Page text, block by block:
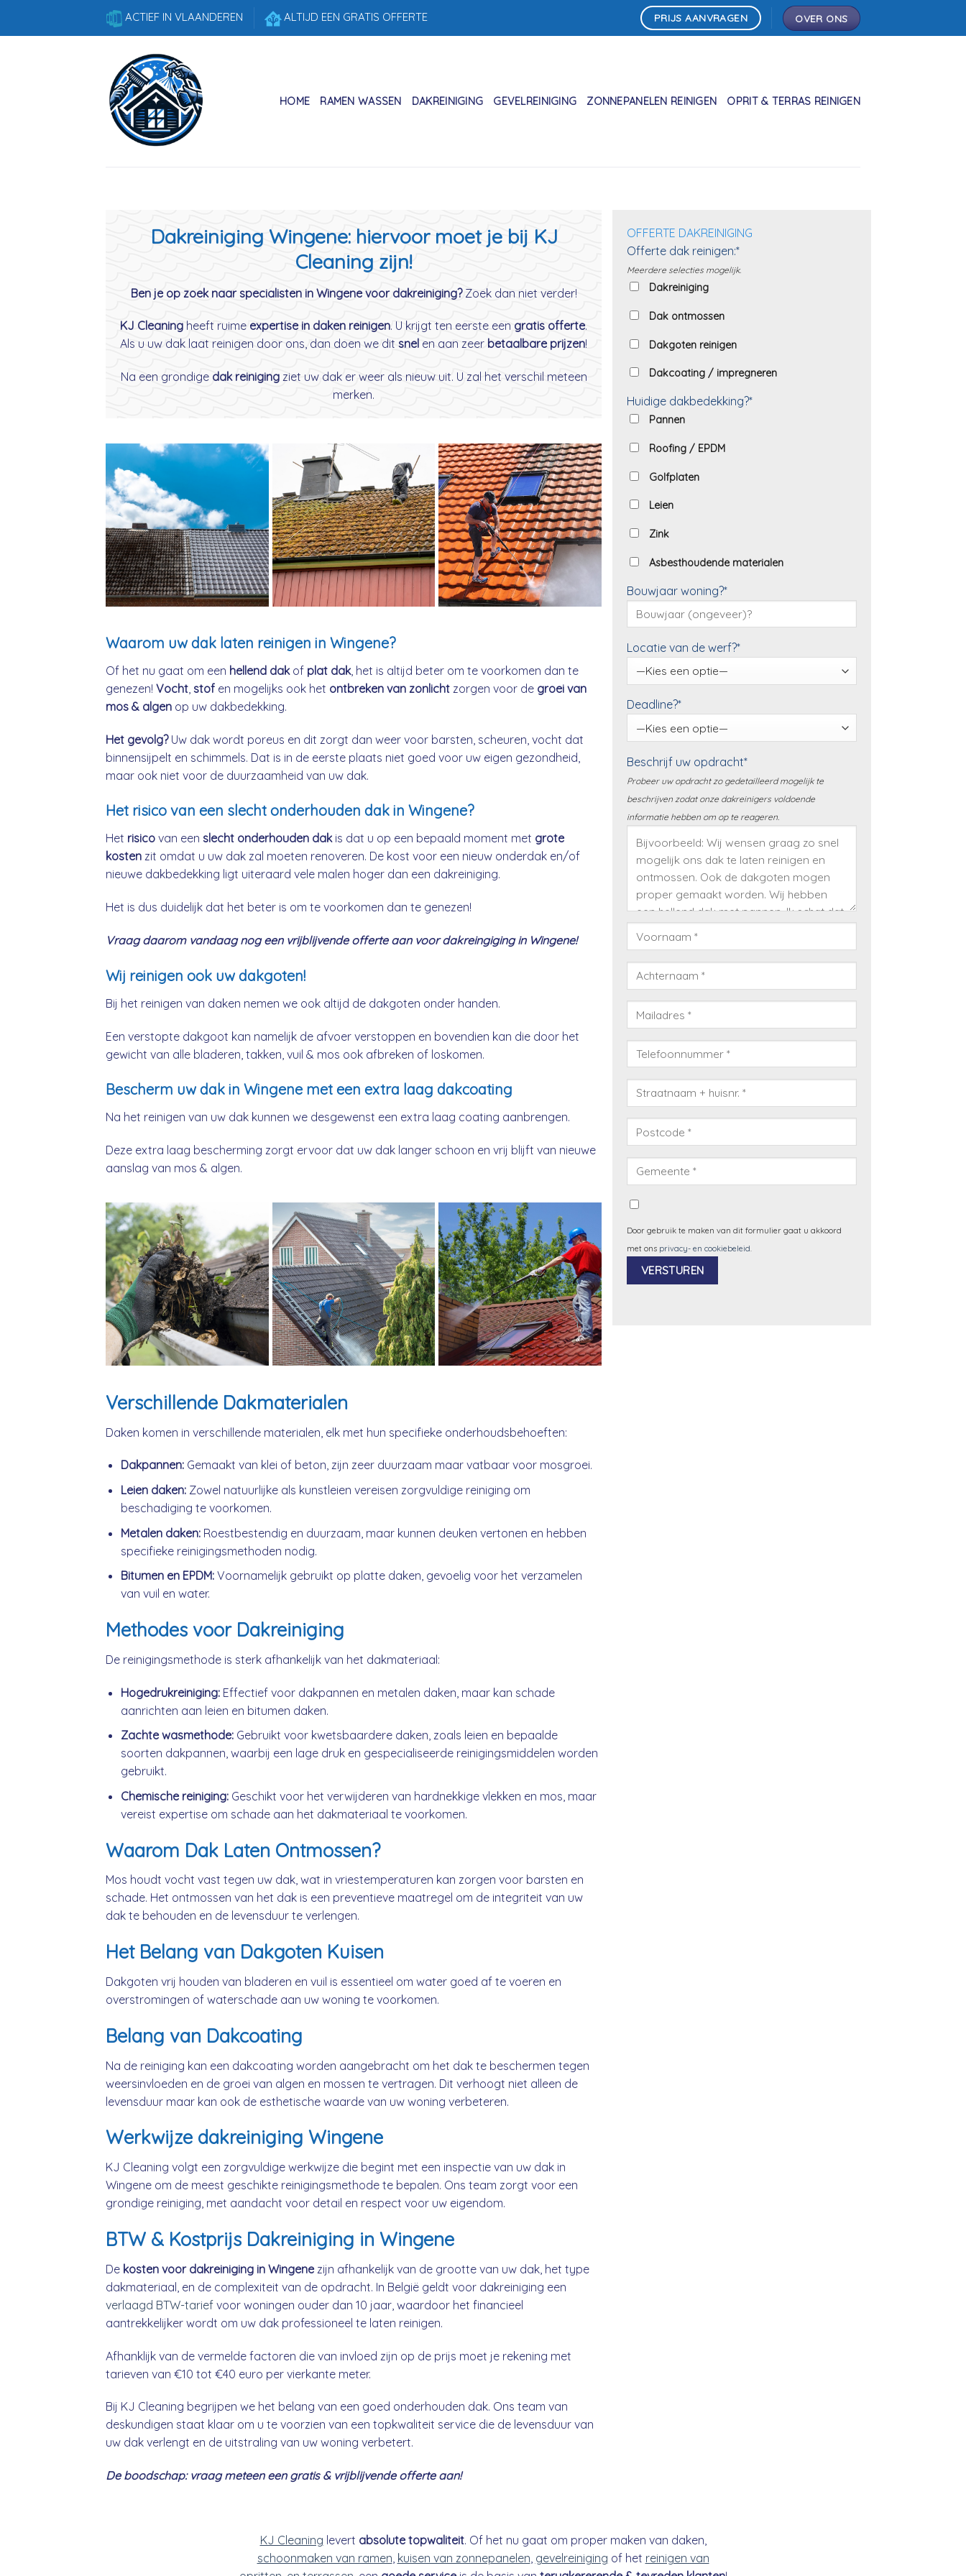
ACTIEF IN VLAANDEREN ALTIJD EEN GRATIS OFFERTE PRIJS AANVRAGEN OVER ONS
HOME RAMEN WASSEN DAKREINIGING GEVELREINIGING ZONNEPANELEN REINIGEN OPRIT & TERRAS REINIGEN
Dakreiniging Wingene: hiervoor moet je bij KJ
Cleaning zijn!
Ben je op zoek naar specialisten in Wingene voor dakreiniging?Zoek dan niet verder!
KJ Cleaning heeft ruime expertise in daken reinigen. U krijgt ten eerste een gratis offerte.
Als u uw dak laat reinigen door ons, dan doen we dit snel en aan zeer betaalbare prijzen!
Na een grondige dak reinigingziet uw dak er weer als nieuw uit. U zal het verschil meteen
merken.
Waarom uw dak laten reinigen in Wingene?
Of het nu gaat om een hellend dakof plat dak, het is altijd beter om te voorkomen dan te
genezen! Vocht stof en mogelijks ook het ontbreken van zonlicht zorgen voor de groei van
mos & algen op uw dakbedekking.
Het gevolg?Uw dak wordt poreus en dit zorgt dan weer voor barsten, scheuren, vocht dat
binnensijpelt en schimmels. Dat is in de eerste plaats niet goed voor uw eigen gezondheid,
maar ook niet voor de duurzaamheid van uw dak.
Het risico van een slecht onderhouden dak in Wingene?
Het risico van een slecht onderhouden dakis dat u op een bepaald moment met grote
kosten zit omdat u uw dak zal moeten renoveren. De kost voor een nieuw onderdak en/of
nieuwe dakbedekking ligt uiteraard vele malen hoger dan een dakreiniging.
Het is dus duidelijk dat het beter is om te voorkomen dan te genezen!
Vraag daarom vandaag nog een vrijblijvende offerte aan voor dakreingiging in Wingene!
Wij reinigen ook uw dakgoten!
Bij het reinigen van daken nemen we ook altijd de dakgoten onder handen.
Een verstopte dakgoot kan namelijk de afvoer verstoppen en bovendien kan die door het
gewicht van alle bladeren, takken, vuil & mos ook afbreken of loskomen.
Bescherm uw dak in Wingene met een extra laag dakcoating
Na het reinigen van uw dak kunnen we desgewenst een extra laag coating aanbrengen.
Deze extra laag bescherming zorgt ervoor dat uw dak langer schoon en vrij blijft van nieuwe
aanslag van mos & algen.
Verschillende Dakmaterialen
Daken komen in verschillende materialen, elk met hun specifieke onderhoudsbehoeften:
Dakpannen:Gemaakt van klei of beton, zijn zeer duurzaam maar vatbaar voor mosgroei.
Leien daken:Zowel natuurlijke als kunstleien vereisen zorgvuldige reiniging om
beschadiging te voorkomen.
Metalen daken:Roestbestendig en duurzaam, maar kunnen deuken vertonen en hebben
specifieke reinigingsmethoden nodig.
Bitumen en EPDM:Voornamelijk gebruikt op platte daken, gevoelig voor het verzamelen
van vuil en water.
Methodes voor Dakreiniging
De reinigingsmethode is sterk afhankelijk van het dakmateriaal:
Hogedrukreiniging:Effectief voor dakpannen en metalen daken, maar kan schade
aanrichten aan leien en bitumen daken.
Zachte wasmethode:Gebruikt voor kwetsbaardere daken, zoals leien en bepaalde
soorten dakpannen, waarbij een lage druk en gespecialiseerde reinigingsmiddelen worden
gebruikt.
Chemische reiniging:Geschikt voor het verwijderen van hardnekkige vlekken en mos, maar
vereist expertise om schade aan het dakmateriaal te voorkomen.
Waarom Dak Laten Ontmossen?
Mos houdt vocht vast tegen uw dak, wat in vriestemperaturen kan zorgen voor barsten en
schade. Het ontmossen van het dak is een preventieve maatregel om de integriteit van uw
dak te behouden en de levensduur te verlengen.
Het Belang van Dakgoten Kuisen
Dakgoten vrij houden van bladeren en vuil is essentieel om water goed af te voeren en
overstromingen of waterschade aan uw woning te voorkomen.
Belang van Dakcoating
Na de reiniging kan een dakcoating worden aangebracht om het dak te beschermen tegen
weersinvloeden en de groei van algen en mossen te vertragen. Dit verhoogt niet alleen de
levensduur maar kan ook de esthetische waarde van uw woning verbeteren.
Werkwijze dakreiniging Wingene
KJ Cleaning volgt een zorgvuldige werkwijze die begint met een inspectie van uw dak in
Wingene om de meest geschikte reinigingsmethode te bepalen. Ons team zorgt voor een
grondige reiniging, met aandacht voor detail en respect voor uw eigendom.
BTW & Kostprijs Dakreiniging in Wingene
De kosten voor dakreiniging in Wingenezijn afhankelijk van de grootte van uw dak, het type
dakmateriaal, en de complexiteit van de opdracht. In België geldt voor dakreiniging een
verlaagd BTW-tarief voor woningen ouder dan 10 jaar, waardoor het financieel
aantrekkelijker wordt om uw dak professioneel te laten reinigen.
Afhanklijk van de vermelde factoren die van invloed zijn op de prijs moet je rekening met
tarieven van €10 tot €40 euro per vierkante meter.
Bij KJ Cleaning begrijpen we het belang van een goed onderhouden dak. Ons team van
deskundigen staat klaar om u te voorzien van een topkwaliteit service die de levensduur van
uw dak verlengt en de uitstraling van uw woning verbetert.
De boodschap: vraag meteen een gratis & vrijblijvende offerte aan!
OFFERTE DAKREINIGING
Offerte dak reinigen:*
Meerdere selecties mogelijk.
Dakreiniging
Dak ontmossen
Dakgoten reinigen
Dakcoating / impregneren
Huidige dakbedekking?*
Pannen
Roofing / EPDM
Golfplaten
Leien
Zink
Asbesthoudende materialen
Bouwjaar woning?*
Locatie van de werf?*
Deadline?*
Beschrijf uw opdracht*
Probeer uw opdracht zo gedetailleerd mogelijk te
beschrijven zodat onze dakreinigers voldoende
informatie hebben om op te reageren.
Door gebruik te maken van dit formulier gaat u akkoord
met ons privacy- en cookiebeleid.
KJ Cleaning levert absolute topwaliteit. Of het nu gaat om proper maken van daken,
schoonmaken van ramen, kuisen van zonnepanelen, gevelreiniging of het reinigen van